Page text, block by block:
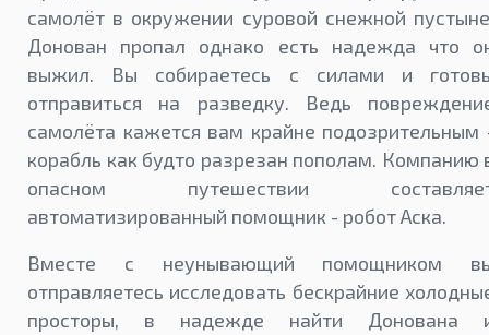
самолёт в окружении суровой снежной
Донован пропал однако есть надежда что
выжил. Вы собираетесь с силами и
отправиться на разведку. Ведь
самолёта кажется вам крайне подозрительным
корабль как будто разрезан пополам. Компанию
опасном путешествии
автоматизированный помощник - робот Аска.
Вместе с неунывающий помощником
отправляетесь исследовать бескрайние
просторы, в надежде найти Донована